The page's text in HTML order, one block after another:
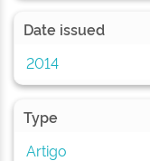
Date issued
2014
Type
Artigo